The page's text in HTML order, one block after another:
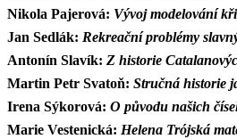
Nikola Pajerová: Vývoj modelování
Jan Sedlák: Rekreační problémy
Antonín Slavík: Z historie
Martin Petr Svatoň: Stručná historie
Irena Sýkorová: O původu našich
Marie Vestenická: Helena Trójská